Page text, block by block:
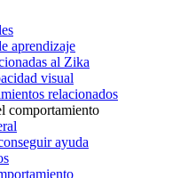
aprendizaje
al Zika
visual
relacionados
comportamiento
ayuda